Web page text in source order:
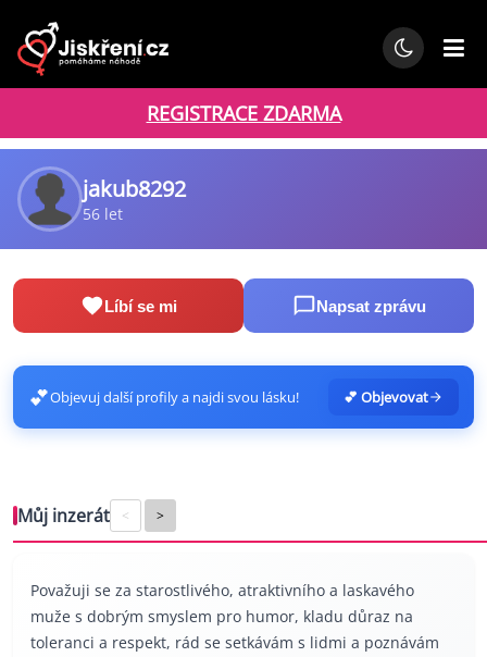
REGISTRACE ZDARMA
jakub8292
56 let
Líbí se mi Napsat zprávu
💕Objevuj další profily a najdi svou lásku! 💕 Objevovat
Můj inzerát < >
Považuji se za starostlivého, atraktivního a laskavého
muže s dobrým smyslem pro humor, kladu důraz na
toleranci a respekt, rád se setkávám s lidmi a poznávám